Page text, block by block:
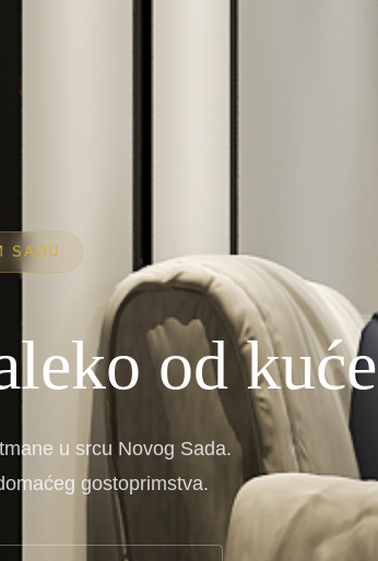
SADU
od kuće
u srcu Novog Sada.
gostoprimstva.